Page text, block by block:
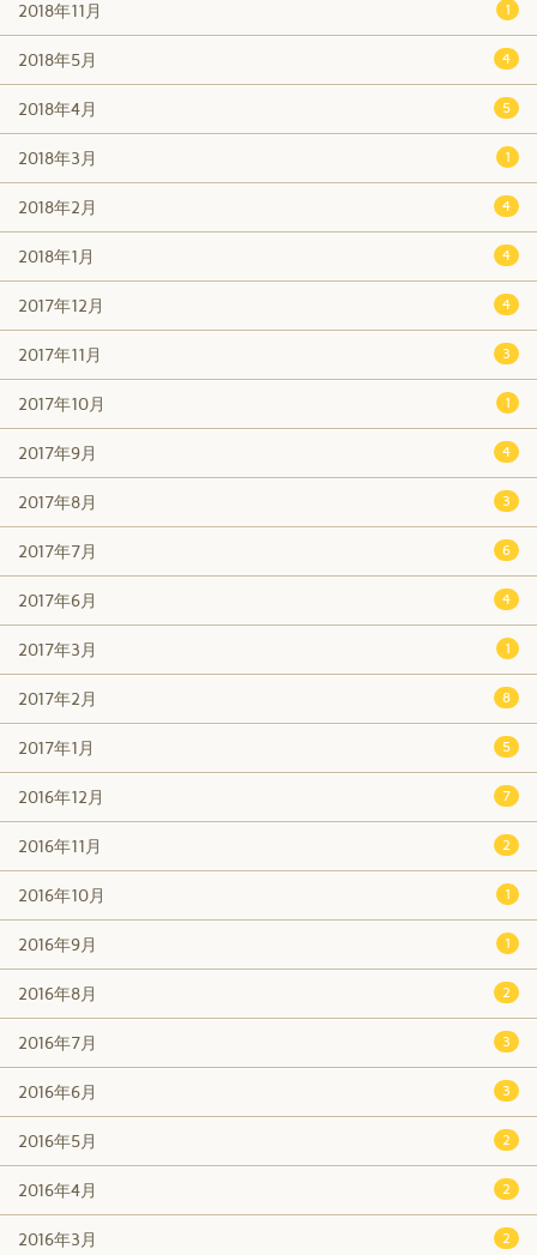
1
2018年11月
4
2018年5月
5
2018年4月
1
2018年3月
4
2018年2月
4
2018年1月
4
2017年12月
3
2017年11月
1
2017年10月
4
2017年9月
3
2017年8月
6
2017年7月
4
2017年6月
1
2017年3月
8
2017年2月
5
2017年1月
7
2016年12月
2
2016年11月
1
2016年10月
1
2016年9月
2
2016年8月
3
2016年7月
3
2016年6月
2
2016年5月
2
2016年4月
2
2016年3月